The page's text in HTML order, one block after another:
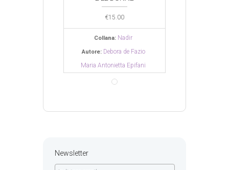
€15.00
Collana: Nadir
Autore: Debora de Fazio
Maria Antonietta Epifani
Newsletter